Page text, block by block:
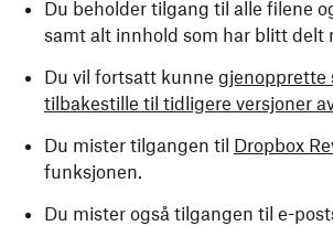
Du beholder tilgang til alle filene
samt alt innhold som har blitt delt
Du vil fortsatt kunne gjenopprette
tilbakestille til tidligere versjoner
Du mister tilgangen til Dropbox
funksjonen.
Du mister også tilgangen til e-